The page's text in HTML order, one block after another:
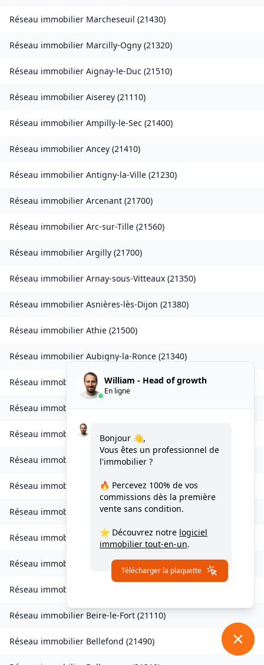
Réseau immobilier Marcheseuil (21430)
Réseau immobilier Marcilly-Ogny (21320)
Réseau immobilier Aignay-le-Duc (21510)
Réseau immobilier Aiserey (21110)
Réseau immobilier Ampilly-le-Sec (21400)
Réseau immobilier Ancey (21410)
Réseau immobilier Antigny-la-Ville (21230)
Réseau immobilier Arcenant (21700)
Réseau immobilier Arc-sur-Tille (21560)
Réseau immobilier Argilly (21700)
Réseau immobilier Arnay-sous-Vitteaux (21350)
Réseau immobilier Asnières-lès-Dijon (21380)
Réseau immobilier Athie (21500)
Réseau immobilier Aubigny-la-Ronce (21340)
Réseau immobilierAubigny-lès-Sombernon(21540
Réseau immobilierAutricourt(21570)
Réseau immobilierAuvillars-sur-Saône
Réseau immobilier Auxonne(21130 )
Réseau immobilier Avot(21580)
Réseau immobilier Balot(21330)
Réseau immobilier Barbirey-sur-Ouche(21410)
Réseau immobilier Baulme-la-Roche
Réseau immobilier
Réseau immobilier Beire-le-Fort (21110)
Réseau immobilier Bellefond (21490)
William - Head of growth
En ligne
Bonjour 👋,
Vous êtes un professionnel de
l'immobilier ?
🔥 Percevez 100% de vos
commissions dès la première
vente sans condition.
⭐ Découvrez notre logiciel
immobilier tout-en-un.
Télécharger la plaquette